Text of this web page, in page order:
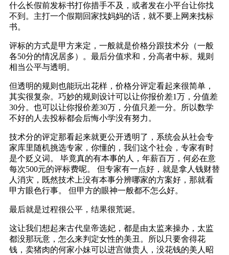
什么长假前发标书打你措手不及，或者发在小平台让你找
不到。主打一个假期回家找妈妈的话，就不要上网来找标
书。
评标的方式是甲方来定，一般就是价格分跟技术分（一般
各50分的情况居多）。最后分值求和，分高者中标。规则
相当公平与透明。
但透明的规则也能玩出花样，价格分评定看起来很简单，
其实很复杂。巧妙的规则设计可以让你报价差1万，分值差
30分。也可以让你报价差30万，分值只差一分。所以数学
不好的人去投标都会后悔小学没有努力。
技术分的评定那看起来就更公开透明了，系统会从社会专
家库里随机挑选专家，你懂的，我们这个社会，专家有时
是个贬义词。 毕竟真的有本事的人，年薪百万，何必在意
每次500元的评标费呢。 但专家有一点好，就是拿人钱财替
人消灾，既然技术上没有本事分辨哪家的方案好，那就看
甲方眼色行事。 但甲方的眼神一般都不怎么好。
最后就是过程很公平，结果很荒诞。
这让我们想起来古代皇帝选妃，都是由太监来操办，太监
都没那玩意，怎么来判定女性的美丑。所以只要舍得花
钱，卖猪肉的何家小妹可以进宫做贵人，没花钱的美人昭